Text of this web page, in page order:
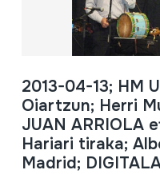
2013-04-13; HM
Oiartzun; Herri
JUAN ARRIOLA
Hariari tiraka;
Madrid;